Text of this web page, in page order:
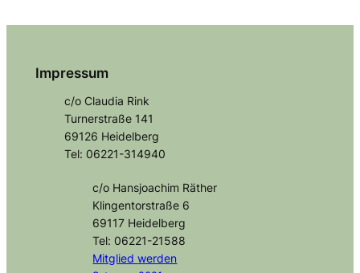
Impressum
c/o Claudia Rink
Turnerstraße 141
69126 Heidelberg
Tel: 06221-314940
c/o Hansjoachim Räther
Klingentorstraße 6
69117 Heidelberg
Tel: 06221-21588
Mitgliedwerden